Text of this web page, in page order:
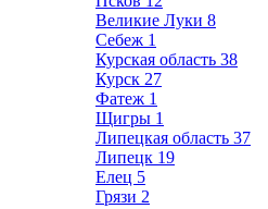
Великие Луки 8
Себеж 1
Курская область 38
Курск 27
Фатеж 1
Щигры 1
Липецкая область 37
Липецк 19
Елец 5
Грязи 2